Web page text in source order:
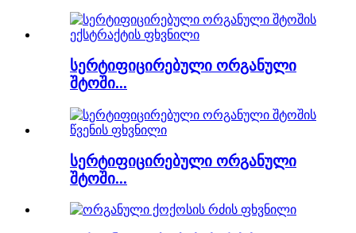
სერტიფიცირებული ორგანული
შტოში...
სერტიფიცირებული ორგანული
შტოში...